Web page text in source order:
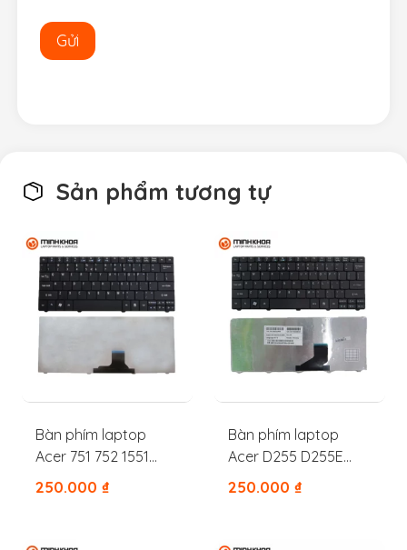
Sản phẩm tương tự
Bàn phím laptop
Acer 751 752 1551
1410 1430z 1830 721
250.000 ₫
Bàn phím laptop
Acer D255 D255E
D257 D260 D270
250.000 ₫